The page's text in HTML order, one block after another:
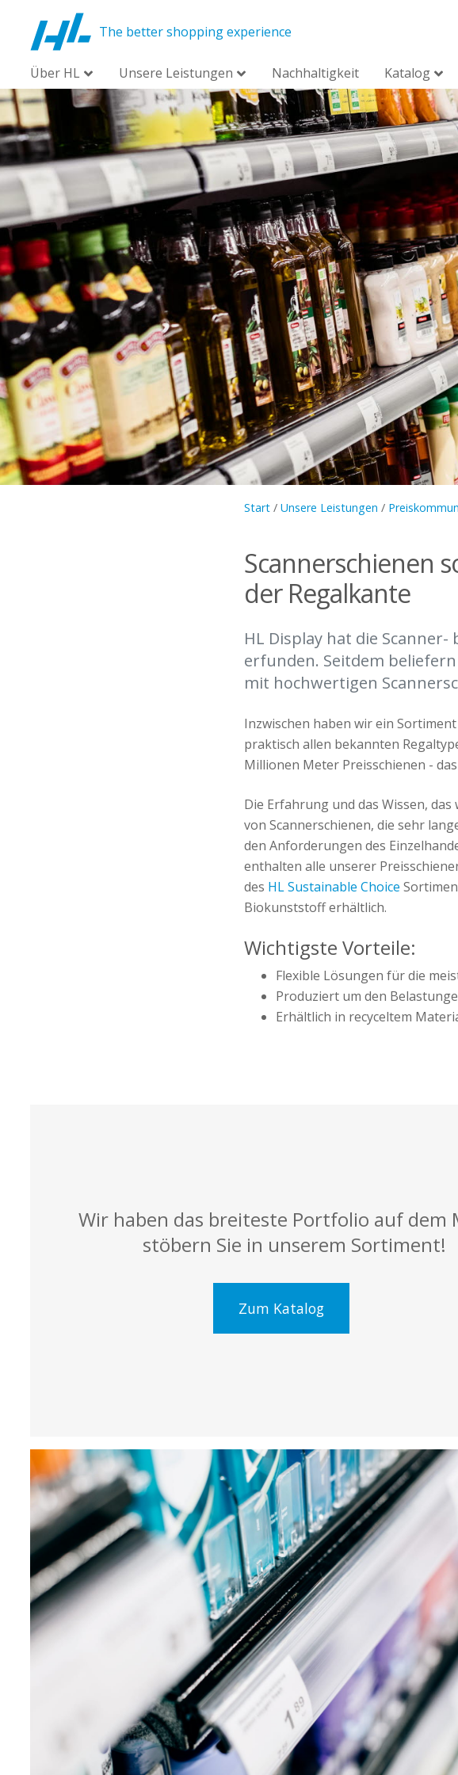
The better shopping experience
Über HL Unsere Leistungen Nachhaltigkeit Katalog
Start/ Unsere Leistungen /
Scannerschienen
der Regalkante
HL Display hat die Scanner-
erfunden. Seitdem
mit hochwertigen
Inzwischen haben wir ein
praktisch allen bekannten
Millionen Meter Preisschienen -
Die Erfahrung und das Wissen,
von Scannerschienen, die sehr
den Anforderungen des
enthalten alle unserer
des HL Sustainable Choice
Biokunststoff erhältlich.
Wichtigste Vorteile:
Flexible Lösungen für die
Produziert um den
Erhältlich in recyceltem
Wir haben das breiteste Portfolio auf dem
stöbern Sie in unserem Sortiment!
Zum Katalog